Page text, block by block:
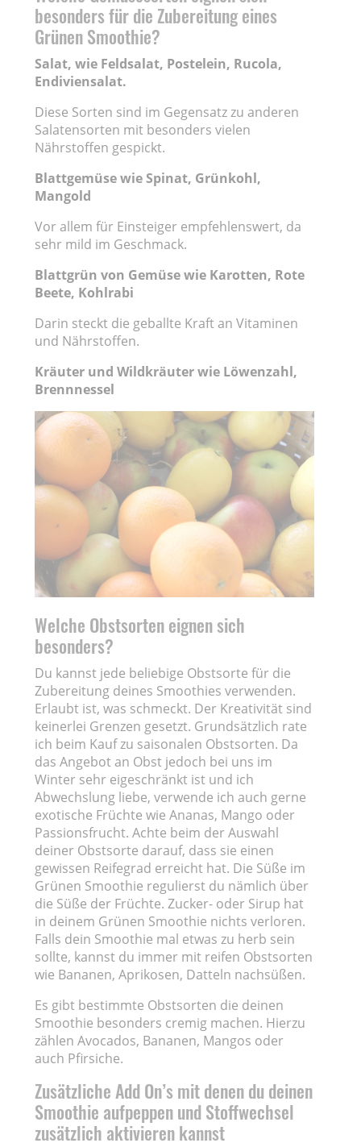
besonders für die Zubereitung eines
Grünen Smoothie?
Salat, wie Feldsalat, Postelein, Rucola,
Endiviensalat.
Diese Sorten sind im Gegensatz zu anderen
Salatensorten mit besonders vielen
Nährstoffen gespickt.
Blattgemüse wie Spinat, Grünkohl,
Mangold
Vor allem für Einsteiger empfehlenswert, da
sehr mild im Geschmack.
Blattgrün von Gemüse wie Karotten, Rote
Beete, Kohlrabi
Darin steckt die geballte Kraft an Vitaminen
und Nährstoffen.
Kräuter und Wildkräuter wie Löwenzahl,
Brennnessel
Welche Obstsorten eignen sich
besonders?
Du kannst jede beliebige Obstsorte für die
Zubereitung deines Smoothies verwenden.
Erlaubt ist, was schmeckt. Der Kreativität sind
keinerlei Grenzen gesetzt. Grundsätzlich rate
ich beim Kauf zu saisonalen Obstsorten. Da
das Angebot an Obst jedoch bei uns im
Winter sehr eigeschränkt ist und ich
Abwechslung liebe, verwende ich auch gerne
exotische Früchte wie Ananas, Mango oder
Passionsfrucht. Achte beim der Auswahl
deiner Obstsorte darauf, dass sie einen
gewissen Reifegrad erreicht hat. Die Süße im
Grünen Smoothie regulierst du nämlich über
die Süße der Früchte. Zucker- oder Sirup hat
in deinem Grünen Smoothie nichts verloren.
Falls dein Smoothie mal etwas zu herb sein
sollte, kannst du immer mit reifen Obstsorten
wie Bananen, Aprikosen, Datteln nachsüßen.
Es gibt bestimmte Obstsorten die deinen
Smoothie besonders cremig machen. Hierzu
zählen Avocados, Bananen, Mangos oder
auch Pfirsiche.
Zusätzliche Add On’s mit denen du deinen
Smoothie aufpeppen und Stoffwechsel
zusätzlich aktivieren kannst